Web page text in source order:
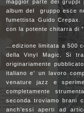
maggior parte dei
album del gruppo esce
fumettista Guido
con la potente chitarra di
…edizione limitata a 500
della Vinyl Magic. Si
originariamente
italiano e’ un lavoro
venature jazz e
completamente
seconda troviamo brani
anch’essi aperti ad